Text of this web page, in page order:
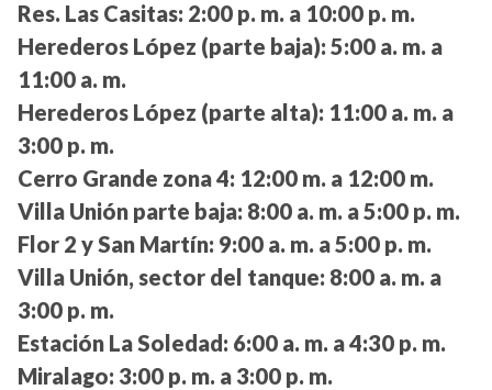
Res. Las Casitas: 2:00 p. m. a 10:00 p. m.
Herederos López (parte baja): 5:00 a. m. a
11:00 a. m.
Herederos López (parte alta): 11:00 a. m. a
3:00 p. m.
Cerro Grande zona 4: 12:00 m. a 12:00 m.
Villa Unión parte baja: 8:00 a. m. a 5:00 p. m.
Flor 2 y San Martín: 9:00 a. m. a 5:00 p. m.
Villa Unión, sector del tanque: 8:00 a. m. a
3:00 p. m.
Estación La Soledad: 6:00 a. m. a 4:30 p. m.
Miralago: 3:00 p. m. a 3:00 p. m.